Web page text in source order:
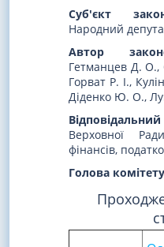
Суб'єкт
Народний
Автор
Гетманцев Д.
Горват Р. І.,
Діденко Ю. О.,
Верховної
фінансів,
Голова